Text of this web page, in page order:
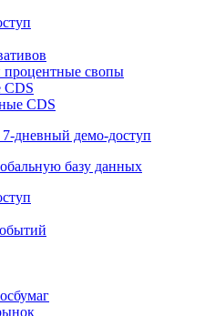
свопы
CDS
CDS
7-дневный демо-доступ
базу данных